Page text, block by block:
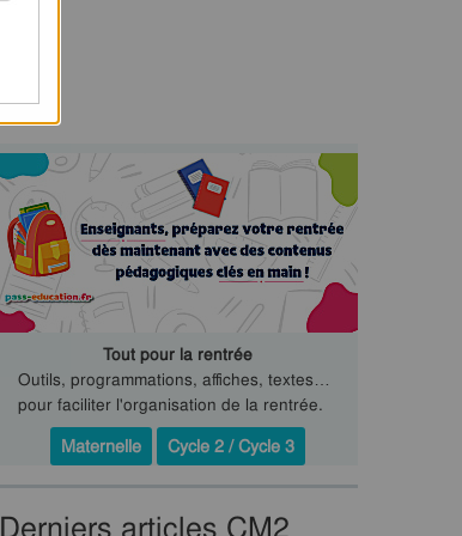
Tout pour la rentrée
Outils, programmations, affiches, textes…
pour faciliter l'organisation de la rentrée.
Maternelle
Cycle 2 / Cycle 3